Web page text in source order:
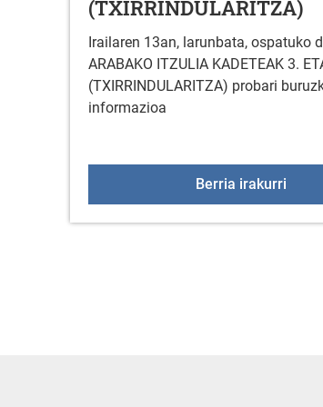
(TXIRRINDULARITZA)
Irailaren 13an, larunbata, ospatuko
ARABAKO ITZULIA KADETEAK 3.
(TXIRRINDULARITZA) probari
informazioa
Berria irakurri